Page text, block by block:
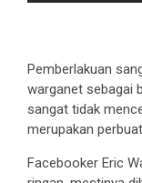
Pemberlakuan
warganet sebagai
sangat tidak
merupakan
Facebooker Eric